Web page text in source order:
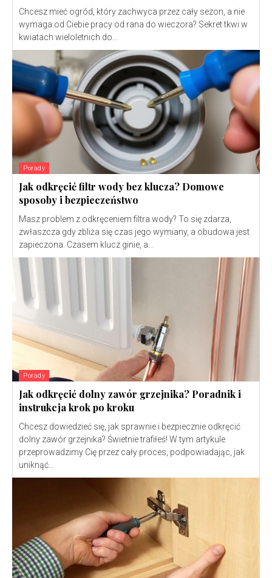
Chcesz mieć ogród, który zachwyca przez cały sezon, a nie
wymaga od Ciebie pracy od rana do wieczora? Sekret tkwi w
kwiatach wieloletnich do...
Porady
Jak odkręcić filtr wody bez klucza? Domowe
sposoby i bezpieczeństwo
Masz problem z odkręceniem filtra wody? To się zdarza,
zwłaszcza gdy zbliża się czas jego wymiany, a obudowa jest
zapieczona. Czasem klucz ginie, a...
Porady
Jak odkręcić dolny zawór grzejnika? Poradnik i
instrukcja krok po kroku
Chcesz dowiedzieć się, jak sprawnie i bezpiecznie odkręcić
dolny zawór grzejnika? Świetnie trafiłeś! W tym artykule
przeprowadzimy Cię przez cały proces, podpowiadając, jak
uniknąć...